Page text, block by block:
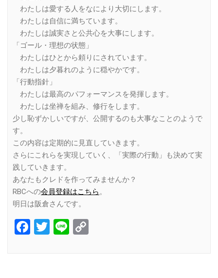
わたしは愛する人をなにより大切にします。
わたしは自信に満ちています。
わたしは誠実さと公共心を大事にします。
「ゴール・理想の状態」
わたしはひとから頼りにされています。
わたしは夕暮れのように穏やかです。
「行動指針」
わたしは最高のパフォーマンスを発揮します。
わたしは坐禅を組み、修行をします。
少し恥ずかしいですが、公開するのも大事なことのようで
す。
この内容は定期的に見直していきます。
さらにこれらを実現していく、「実際の行動」も決めて実
践していきます。
あなたもクレドを作ってみませんか？
RBCへの会員登録はこちら。
明日は阪倉さんです。
Facebook
Twitter
Line